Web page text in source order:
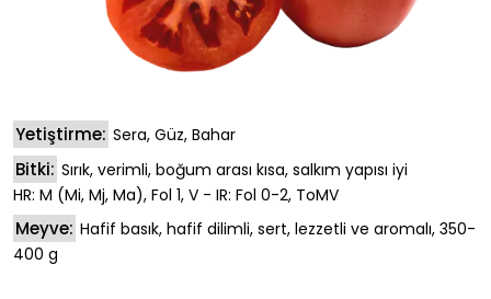
Yetiştirme: Sera, Güz, Bahar
Bitki: Sırık, verimli, boğum arası kısa, salkım yapısı iyi
HR: M (Mi, Mj, Ma), Fol 1, V - IR: Fol 0-2, ToMV
Meyve: Hafif basık, hafif dilimli, sert, lezzetli ve aromalı, 350-
400 g